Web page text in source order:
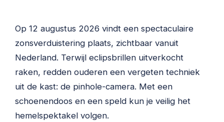
Op 12 augustus 2026 vindt een spectaculaire
zonsverduistering plaats, zichtbaar vanuit
Nederland. Terwijl eclipsbrillen uitverkocht
raken, redden ouderen een vergeten techniek
uit de kast: de pinhole-camera. Met een
schoenendoos en een speld kun je veilig het
hemelspektakel volgen.